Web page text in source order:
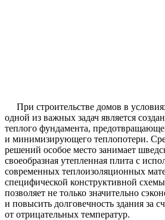
При строительстве домов в
одной из важных задач является
теплого фундамента,
и минимизирующего теплопотери.
решений особое место занимает
своеобразная утепленная плита с
современных теплоизоляционных
специфической конструктивной
позволяет не только значительно
и повысить долговечность здания за
от отрицательных температур.